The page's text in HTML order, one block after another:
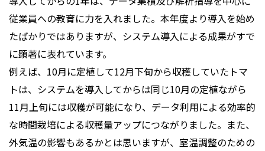
従業員への教育に力を入れました。本年度より導入を始め
たばかりではありますが、システム導入による成果がすで
に顕著に表れています。
例えば、10月に定植して12月下旬から収穫していたトマ
トは、システムを導入してからは同じ10月の定植ながら
11月上旬には収穫が可能になり、データ利用による効率的
な時間栽培による収穫量アップにつながりました。また、
外気温の影響もあるかとは思いますが、室温調整のための